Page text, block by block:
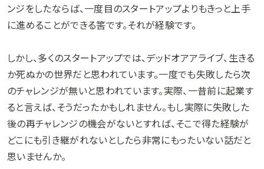
ンジをしたならば、一度目のスタートアップよりもきっと上手
に進めることができる筈です。それが経験です。
しかし、多くのスタートアップでは、デッドオアアライブ、生きる
か死ぬかの世界だと思われています。一度でも失敗したら次
のチャレンジが無いと思われています。実際、一昔前に起業す
ると言えば、そうだったかもしれません。もし実際に失敗した
後の再チャレンジの機会がないとすれば、そこで得た経験が
どこにも引き継がれないとしたら非常にもったいない話だと
思いませんか。